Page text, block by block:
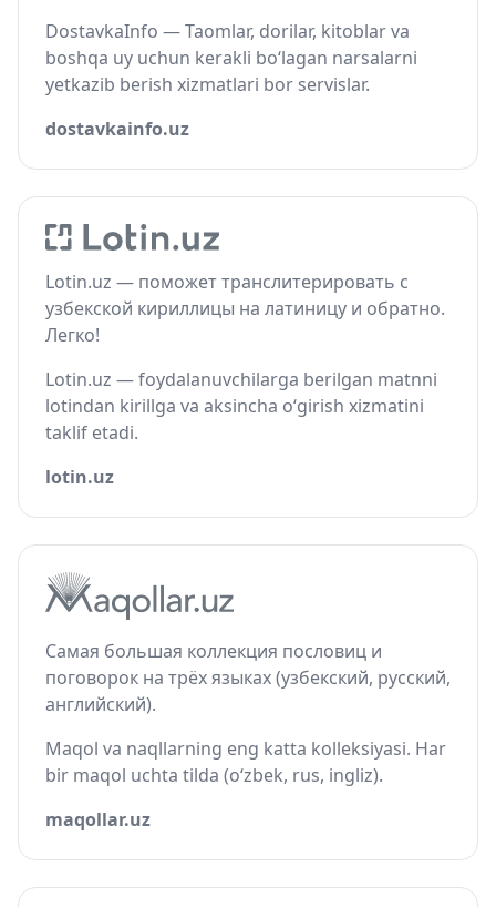
DostavkaInfo — Taomlar, dorilar, kitoblar va
boshqa uy uchun kerakli bo‘lagan narsalarni
yetkazib berish xizmatlari bor servislar.
dostavkainfo.uz
Lotin.uz — поможет транслитерировать с
узбекской кириллицы на латиницу и обратно.
Легко!
Lotin.uz — foydalanuvchilarga berilgan matnni
lotindan kirillga va aksincha o‘girish xizmatini
taklif etadi.
lotin.uz
Самая большая коллекция пословиц и
поговорок на трёх языках (узбекский, русский,
английский).
Maqol va naqllarning eng katta kolleksiyasi. Har
bir maqol uchta tilda (o‘zbek, rus, ingliz).
maqollar.uz